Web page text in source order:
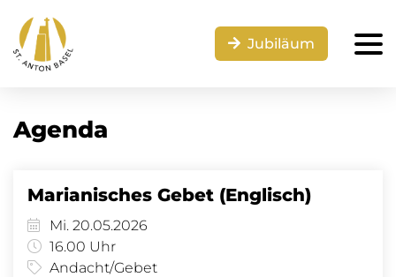
Jubiläum
Agenda
Marianisches Gebet (Englisch)
Mi. 20.05.2026
16.00 Uhr
Andacht/Gebet